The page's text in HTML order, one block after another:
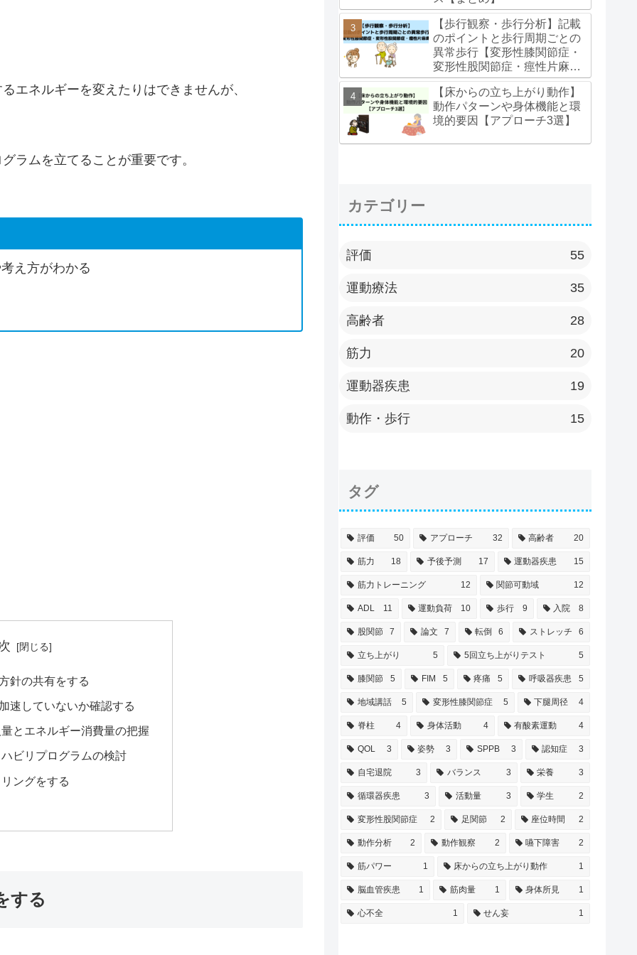
エネルギーを変えたりはできませんが、
ラムを立てることが重要です。
え方がわかる
針の共有をする
速していないか確認する
とエネルギー消費量の把握
ビリプログラムの検討
ングをする
する
【歩行観察・歩行分析】記載
のポイントと歩行周期ごとの
異常歩行【変形性膝関節症・
変形性股関節症・痙性片麻
痺】
【床からの立ち上がり動作】
動作パターンや身体機能と環
境的要因【アプローチ3選】
カテゴリー
評価 55
運動療法 35
高齢者 28
筋力 20
運動器疾患 19
動作・歩行 15
タグ
評価 50 アプローチ 32 高齢者 20
筋力 18 予後予測 17 運動器疾患 15
筋力トレーニング 12 関節可動域 12
ADL 11 運動負荷 10 歩行 9 入院 8
股関節 7 論文 7 転倒 6 ストレッチ 6
立ち上がり 5 5回立ち上がりテスト 5
膝関節 5 FIM 5 疼痛 5 呼吸器疾患 5
地域講話 5 変形性膝関節症 5 下腿周径 4
脊柱 4 身体活動 4 有酸素運動 4
QOL 3 姿勢 3 SPPB 3 認知症 3
自宅退院 3 バランス 3 栄養 3
循環器疾患 3 活動量 3 学生 2
変形性股関節症 2 足関節 2 座位時間 2
動作分析 2 動作観察 2 嚥下障害 2
筋パワー 1 床からの立ち上がり動作 1
脳血管疾患 1 筋肉量 1 身体所見 1
心不全 1 せん妄 1